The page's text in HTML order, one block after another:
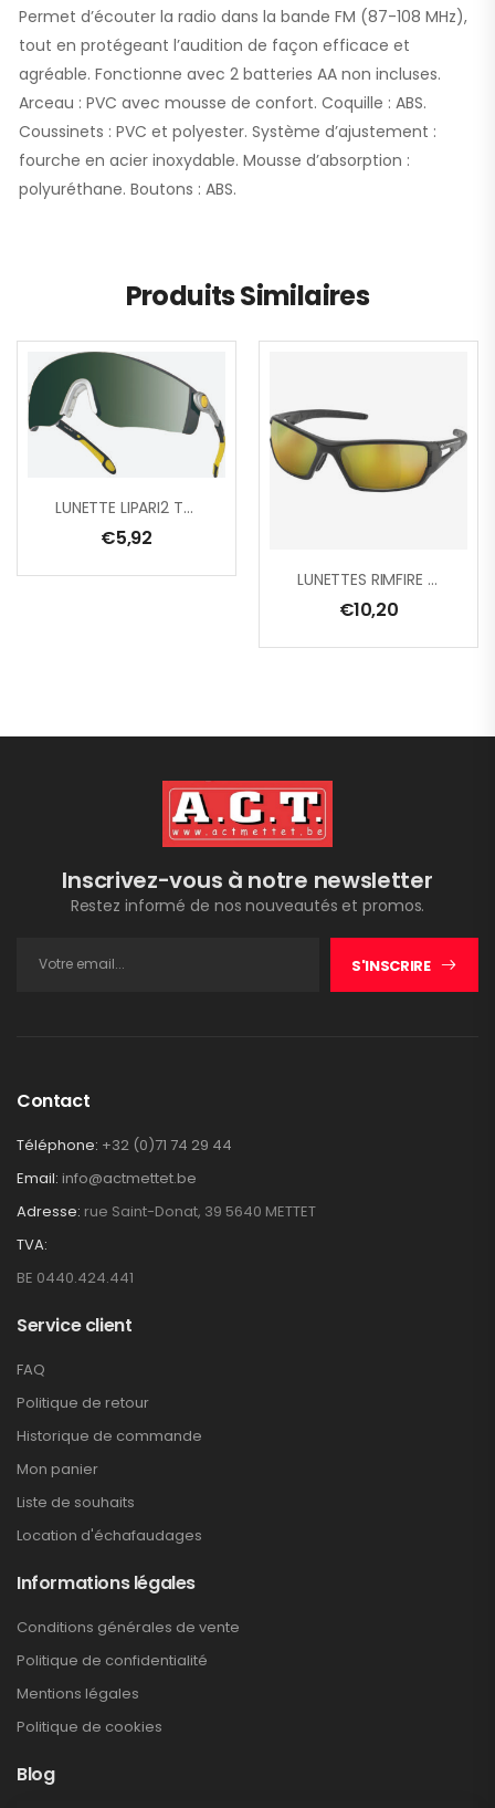
Permet d’écouter la radio dans la bande FM (87-108 MHz),
tout en protégeant l’audition de façon efficace et
agréable. Fonctionne avec 2 batteries AA non incluses.
Arceau : PVC avec mousse de confort. Coquille : ABS.
Coussinets : PVC et polyester. Système d’ajustement :
fourche en acier inoxydable. Mousse d’absorption :
polyuréthane. Boutons : ABS.
Produits Similaires
LUNETTE LIPARI2 TEINTE 5
€5,92
LUNETTES RIMFIRE MIRROR
€10,20
Inscrivez-vous à notre newsletter
Restez informé de nos nouveautés et promos.
S'INSCRIRE
Contact
Téléphone: +32 (0)71 74 29 44
Email: info@actmettet.be
Adresse: rue Saint-Donat, 39 5640 METTET
TVA:
BE 0440.424.441
Service client
FAQ
Politique de retour
Historique de commande
Mon panier
Liste de souhaits
Location d'échafaudages
Informations légales
Conditions générales de vente
Politique de confidentialité
Mentions légales
Politique de cookies
Blog